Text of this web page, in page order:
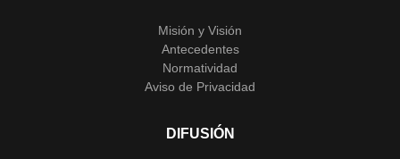
Misión y Visión
Antecedentes
Normatividad
Aviso de Privacidad
DIFUSIÓN